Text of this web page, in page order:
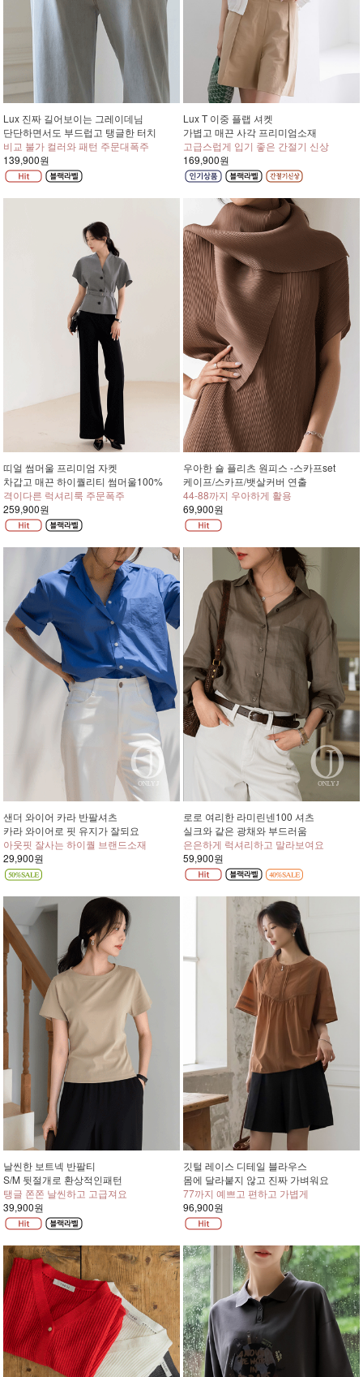
Lux 진짜 길어보이는 그레이데님
단단하면서도 부드럽고 탱글한 터치
비교 불가 컬러와 패턴 주문대폭주
139,900원
Lux T 이중 플랩 셔켓
가볍고 매끈 사각 프리미엄소재
고급스럽게 입기 좋은 간절기 신상
169,900원
띠얼 썸머울 프리미엄 자켓
차갑고 매끈 하이퀄리티 썸머울100%
격이다른 럭셔리룩 주문폭주
259,900원
우아한 숄 플리츠 원피스 -스카프set
케이프/스카프/뱃살커버 연출
44-88까지 우아하게 활용
69,900원
샌더 와이어 카라 반팔셔츠
카라 와이어로 핏 유지가 잘되요
아웃핏 잘사는 하이퀄 브랜드소재
29,900원
로로 여리한 라미린넨100 셔츠
실크와 같은 광채와 부드러움
은은하게 럭셔리하고 말라보여요
59,900원
날씬한 보트넥 반팔티
S/M 뒷절개로 환상적인패턴
탱글 쫀쫀 날씬하고 고급져요
39,900원
깃털 레이스 디테일 블라우스
몸에 달라붙지 않고 진짜 가벼워요
77까지 예쁘고 편하고 가볍게
96,900원